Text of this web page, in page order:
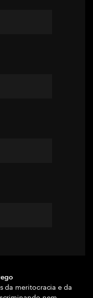
da meritocracia e da